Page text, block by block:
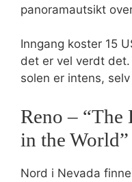
panoramautsikt
Inngang koster 15
det er vel verdt
solen er intens,
Reno –
in the World”
Nord i Nevada